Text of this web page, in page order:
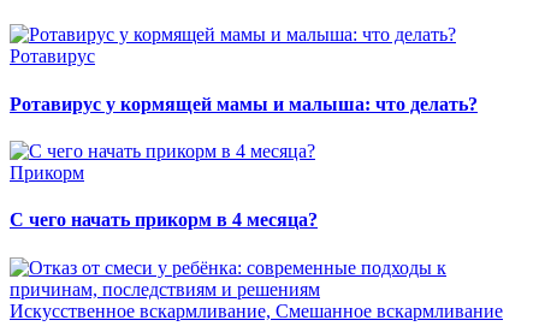
Ротавирус
Ротавирус у кормящей мамы и малыша: что делать?
Прикорм
С чего начать прикорм в 4 месяца?
Искусственное вскармливание, Смешанное вскармливание